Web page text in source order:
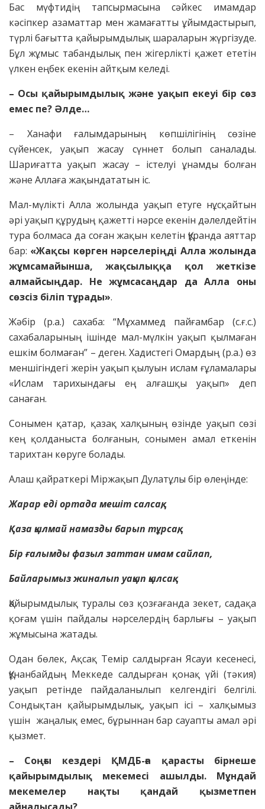
Бас мүфтидің тапсырмасына сәйкес имамдар
кәсіпкер азаматтар мен жамағатты ұйымдастырып,
түрлі бағытта қайырымдылық шараларын жүргізуде.
Бұл жұмыс табандылық пен жігерлікті қажет ететін
үлкен еңбек екенін айтқым келеді.
– Осы қайырымдылық және уақып екеуі бір сөз
емес пе? Әлде…
– Ханафи ғалымдарының көпшілігінің сөзіне
сүйенсек, уақып жасау сүннет болып саналады.
Шариғатта уақып жасау – істелуі ұнамды болған
және Аллаға жақындататын іс.
Мал-мүлікті Алла жолында уақып етуге нұсқайтын
әрі уақып құрудың қажетті нәрсе екенін дәлелдейтін
тура болмаса да соған жақын келетін Құранда аяттар
бар: «Жақсы көрген нәрселеріңді Алла жолында
жұмсамайынша, жақсылыққа қол жеткізе
алмайсыңдар. Не жұмсасаңдар да Алла оны
сөзсіз біліп тұрады».
Жәбір (р.а.) сахаба: “Мұхаммед пайғамбар (с.ғ.с.)
сахабаларының ішінде мал-мүлкін уақып қылмаған
ешкім болмаған” – деген. Хадистегі Омардың (р.а.) өз
меншігіндегі жерін уақып қылуын ислам ғұламалары
«Ислам тарихындағы ең алғашқы уақып» деп
санаған.
Сонымен қатар, қазақ халқының өзінде уақып сөзі
кең қолданыста болғанын, сонымен амал еткенін
тарихтан көруге болады.
Алаш қайраткері Міржақып Дулатұлы бір өлеңінде:
Жарар еді ортада мешіт салсақ,
Қаза қылмай намазды барып тұрсақ,
Бір ғалымды фазыл заттан имам сайлап,
Байларымыз жиналып уақып қылсақ.
Қайырымдылық туралы сөз қозғағанда зекет, садақа
қоғам үшін пайдалы нәрселердің барлығы – уақып
жұмысына жатады.
Одан бөлек, Ақсақ Темір салдырған Ясауи кесенесі,
Құнанбайдың Меккеде салдырған қонақ үйі (тәкия)
уақып ретінде пайдаланылып келгендігі белгілі.
Сондықтан қайырымдылық, уақып ісі – халқымыз
үшін жаңалық емес, бұрыннан бар сауапты амал әрі
қызмет.
– Соңғы кездері ҚМДБ-ға қарасты бірнеше
қайырымдылық мекемесі ашылды. Мұндай
мекемелер нақты қандай қызметпен